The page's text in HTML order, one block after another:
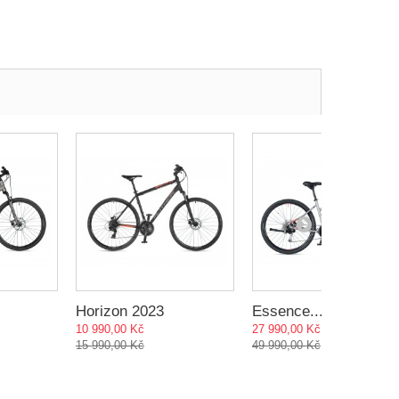
Horizon 2023
10 990,00 Kč
15 990,00 Kč
Essence...
27 990,00 Kč
49 990,00 Kč